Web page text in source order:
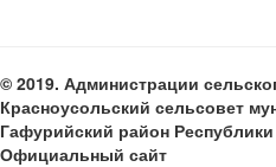
© 2019. Администрации
Красноусольский сельсовет
Гафурийский район
Официальный сайт